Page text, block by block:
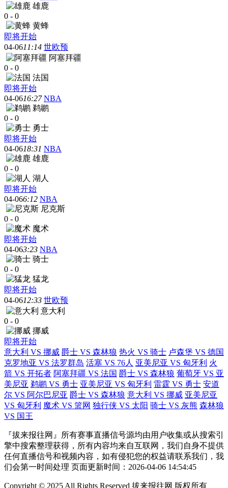
雄鹿
0 - 0
黄蜂
即将开始
04-0611:14 世欧预
阿塞拜疆
0 - 0
法国
即将开始
04-0616:27 NBA
鹈鹕
0 - 0
勇士
即将开始
04-0618:31 NBA
雄鹿
0 - 0
湖人
即将开始
04-066:12 NBA
尼克斯
0 - 0
魔术
即将开始
04-063:23 NBA
骑士
0 - 0
猛龙
即将开始
04-0612:33 世欧预
意大利
0 - 0
挪威
即将开始
意大利 VS 挪威 爵士 VS 森林狼 热火 VS 骑士 卢森堡 VS 德国
克罗地亚 VS 法罗群岛 活塞 VS 76人 亚美尼亚 VS 匈牙利 火
箭 VS 开拓者 阿塞拜疆 VS 法国 爵士 VS 森林狼 葡萄牙 VS 亚
美尼亚 鹈鹕 VS 勇士 亚美尼亚 VS 匈牙利 雷霆 VS 勇士 安道
尔 VS 阿尔巴尼亚 爵士 VS 森林狼 意大利 VS 挪威 亚美尼亚
VS 匈牙利 魔术 VS 篮网 独行侠 VS 太阳 骑士 VS 灰熊 森林狼
VS 国王
『拔来报往网』所有赛事直播信号源均由用户收集或从搜索引
擎中搜索整理获得，所有内容均来自互联网，我们自身不提供
任何直播信号和视频内容，如有侵犯您的权益请联系我们，我
们会第一时间处理 页面更新时间：2026-04-06 14:54:45
Copyright © 2025 All Rights Reserved 拔来报往网 版权所有